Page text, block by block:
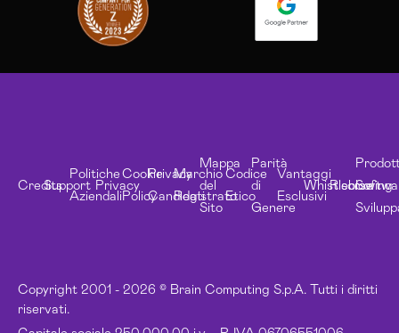
Copyright 2001 - 2026 © Brain Computing S.p.A. Tutti i diritti
riservati.
CreditsSupport
Politiche
Aziendali
Privacy
Cookie
Policy
Privacy
Candidati
Marchio
Registrato
Mappa
del
Sito
Codice
Etico
Parità
di
Genere
Vantaggi
Esclusivi
Whistleblowing
Risorse